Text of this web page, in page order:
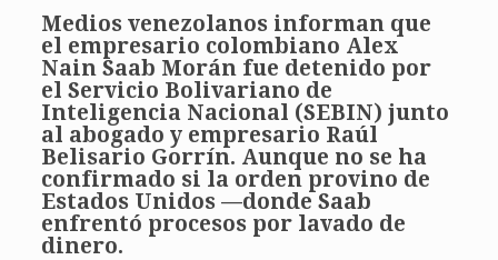
Medios venezolanos informan que
el empresario colombiano Alex
Nain Saab Morán fue detenido por
el Servicio Bolivariano de
Inteligencia Nacional (SEBIN) junto
al abogado y empresario Raúl
Belisario Gorrín. Aunque no se ha
confirmado si la orden provino de
Estados Unidos —donde Saab
enfrentó procesos por lavado de
dinero.